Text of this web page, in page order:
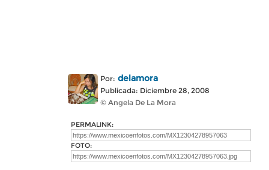
Por: delamora
Publicada: Diciembre 28, 2008
© Angela De La Mora
PERMALINK:
FOTO: